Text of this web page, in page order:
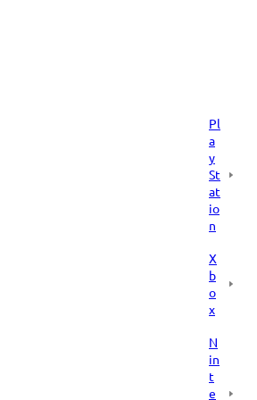
Pl
a
y
St
at
io
n
X
b
o
x
N
in
t
e